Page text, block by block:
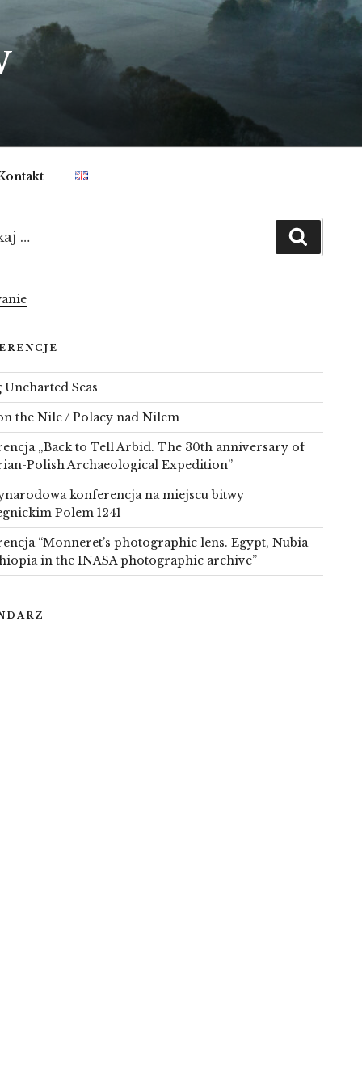
Seas
the Nile / Polacy nad Nilem
„Back to Tell Arbid. The 30th anniversary of
Polish Archaeological Expedition”
konferencja na miejscu bitwy
Polem 1241
“Monneret’s photographic lens. Egypt, Nubia
in the INASA photographic archive”